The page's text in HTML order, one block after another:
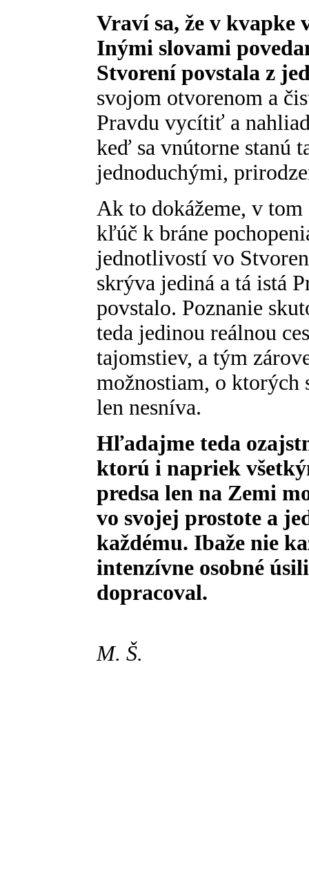
Vraví sa, že v kvapke
Inými slovami
Stvorení povstala z
svojom otvorenom a
Pravdu vycítiť a
keď sa vnútorne stanú
jednoduchými,
Ak to dokážeme, v
kľúč k bráne
jednotlivostí vo
skrýva jediná a tá istá
povstalo. Poznanie
teda jedinou reálnou
tajomstiev, a tým
možnostiam, o ktorých
len nesníva.
Hľadajme teda
ktorú i napriek
predsa len na Zemi
vo svojej prostote a
každému. Ibaže nie
intenzívne osobné
dopracoval.
M. Š.